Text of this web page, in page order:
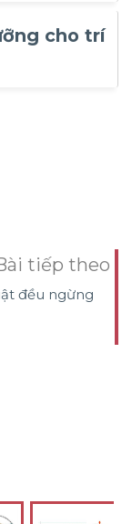
cho trí
tiếp theo
đều ngừng